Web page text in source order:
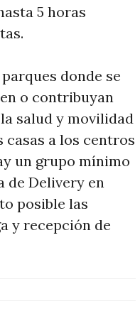
5 horas
donde se
o contribuyan
salud y movilidad
casas a los centros
un grupo mínimo
de Delivery en
posible las
y recepción de